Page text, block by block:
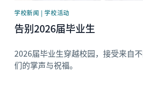
学校新闻 | 学校活动
告别2026届毕业生
2026届毕业生穿越校园，接受来自
们的掌声与祝福。